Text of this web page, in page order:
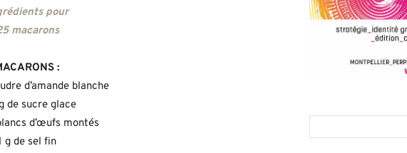
pour
macarons
:
d’amande blanche
de sucre glace
d’œufs montés
g de sel fin